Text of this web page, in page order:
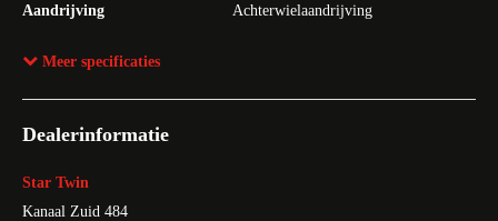
Aandrijving
Achterwielaandrijving
Motor
Meer specificaties
Dealerinformatie
Star Twin
Kanaal Zuid 484